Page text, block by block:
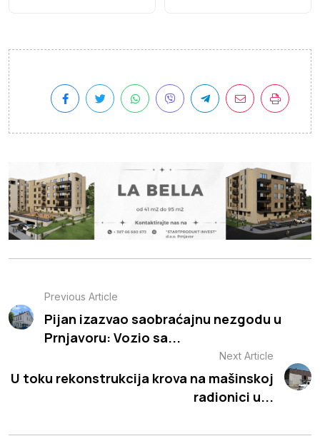
Previous Article
Pijan izazvao saobraćajnu nezgodu u
Prnjavoru: Vozio sa...
Next Article
U toku rekonstrukcija krova na mašinskoj
radionici u...